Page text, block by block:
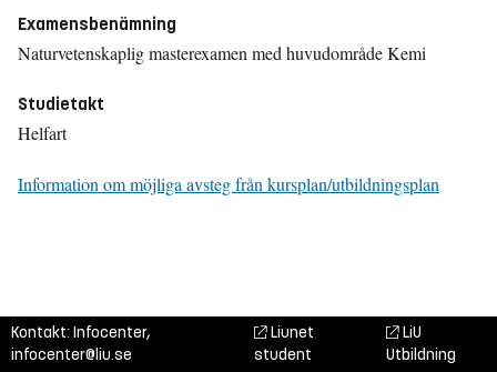
Examensbenämning
Naturvetenskaplig masterexamen med huvudområde Kemi
Studietakt
Helfart
Information om möjliga avsteg från kursplan/utbildningsplan
Kontakt: Infocenter,
infocenter@liu.se
Liunet
student
LiU
Utbildning